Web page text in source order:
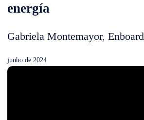
energía
Gabriela Montemayor, Enboard
junho de 2024